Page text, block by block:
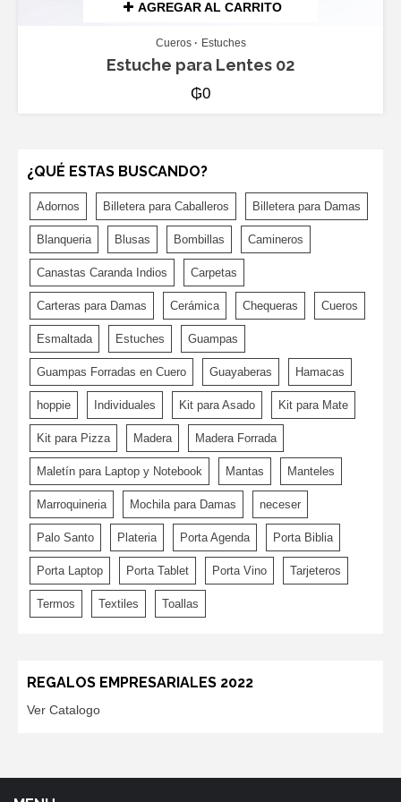
AGREGAR AL CARRITO
Cueros Estuches
Estuche para Lentes 02
₲0
¿QUÉ ESTAS BUSCANDO?
Adornos Billetera para Caballeros Billetera para Damas
Blanqueria Blusas Bombillas Camineros
Canastas Caranda Indios Carpetas
Carteras para Damas Cerámica Chequeras Cueros
Esmaltada Estuches Guampas
Guampas Forradas en Cuero Guayaberas Hamacas
hoppie Individuales Kit para Asado Kit para Mate
Kit para Pizza Madera Madera Forrada
Maletín para Laptop y Notebook Mantas Manteles
Marroquineria Mochila para Damas neceser
Palo Santo Plateria Porta Agenda Porta Biblia
Porta Laptop Porta Tablet Porta Vino Tarjeteros
Termos Textiles Toallas
REGALOS EMPRESARIALES 2022
Ver Catalogo